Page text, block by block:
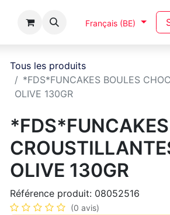
A Propos Français (BE)
Tous les produits
*FDS*FUNCAKES BOULES
OLIVE 130GR
OLIVE 130GR
Référence produit: 08052516
(0 avis)